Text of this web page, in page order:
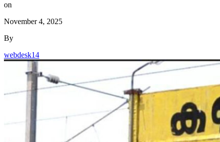
on
November 4, 2025
By
webdesk14